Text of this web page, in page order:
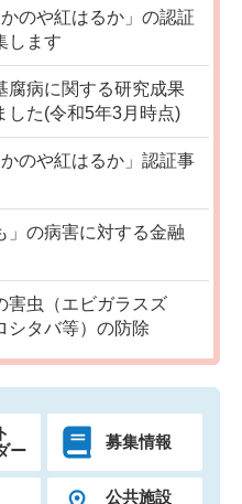
のや紅はるか」の認証
します
腐病に関する研究成果
した(令和5年3月時点)
のや紅はるか」認証事
」の病害に対する金融
害虫（エビガラスズ
シタバ等）の防除
ー
募集情報
公共施設